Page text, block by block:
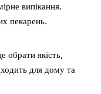
випікання.
пекарень.
обрати якість,
для дому та